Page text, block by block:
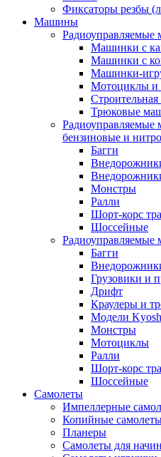
Фиксаторы резбы
Машины
Машинки с
Машинки с
Машинки-
Мотоциклы и
Трюковые
бензиновые и нитро
Багги
Монстры
Ралли
Шорт-корс
Шоссейные
Радиоуправляемые
Багги
Грузовики и
Дрифт
Краулеры и
Модели
Монстры
Мотоциклы
Ралли
Шорт-корс
Шоссейные
Самолеты
Импеллерные
Копийные
Планеры
Самолеты для